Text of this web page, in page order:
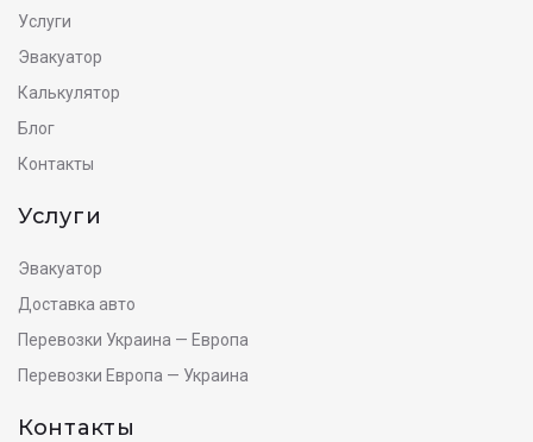
Услуги
Эвакуатор
Калькулятор
Блог
Контакты
Услуги
Эвакуатор
Доставка авто
Перевозки Украина — Европа
Перевозки Европа — Украина
Контакты